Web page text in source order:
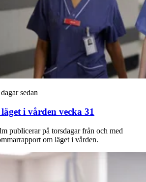
sedan
i vården vecka 31
publicerar på torsdagar från och med
om läget i vården.